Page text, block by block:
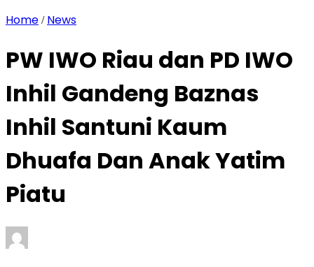
Home / News
PW IWO Riau dan PD IWO
Inhil Gandeng Baznas
Inhil Santuni Kaum
Dhuafa Dan Anak Yatim
Piatu